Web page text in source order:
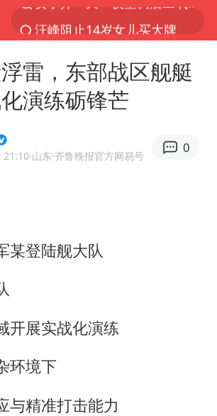
汪峰阻止14岁女儿买大牌
泰国校园枪击案死亡人数升至7人
带薪错峰休假通知引争议 河南回应
改名后的“青海拉面”店
东方之约 相约未来
雷，东部战区舰艇
演练砺锋芒
21:10·山东·齐鲁晚报官方网易号
0
某登陆舰大队
开展实战化演练
环境下
与精准打击能力